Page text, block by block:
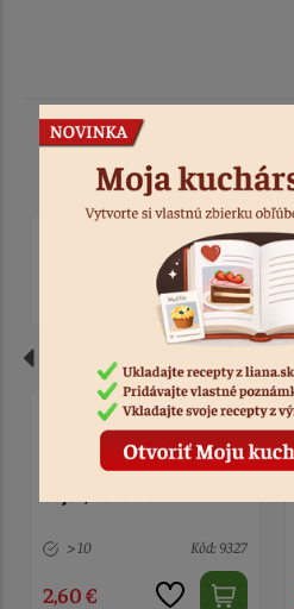
Forma silikón lízanka
5 ks Kód: 9563
3,90 €